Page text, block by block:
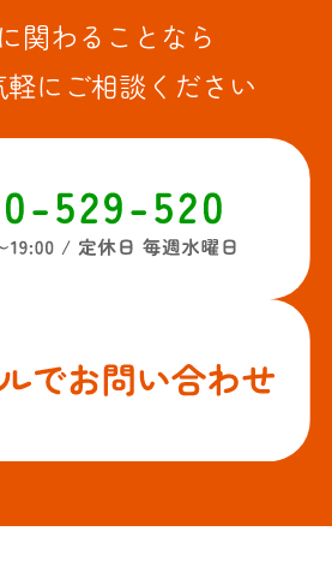
関わることなら
にご相談ください